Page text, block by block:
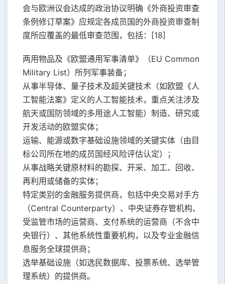
会与欧洲议会达成的政治协议明确《外商投资审查
条例修订草案》应规定各成员国的外商投资审查制
度所应覆盖的最低审查范围，包括：[18]
两用物品及《欧盟通用军事清单》（EU Common
Military List）所列军事装备；
从事半导体、量子技术及超关键技术（如欧盟《人
工智能法案》定义的人工智能技术，重点关注涉及
航天或国防领域的多用途人工智能）制造、研究或
开发活动的欧盟实体；
运输、能源或数字基础设施领域的关键实体（由目
标公司所在地的成员国经风险评估认定）；
从事战略关键原材料的勘探、开采、加工、回收、
再利用或储备的实体；
特定类别的金融服务提供商，包括中央交易对手方
（Central Counterparty）、中央证券存管机构、
受监管市场的运营商、支付系统的运营商（不含中
央银行）、其他系统性重要机构，以及专业金融信
息服务全球提供商；
选举基础设施（如选民数据库、投票系统、选举管
理系统）的提供商。